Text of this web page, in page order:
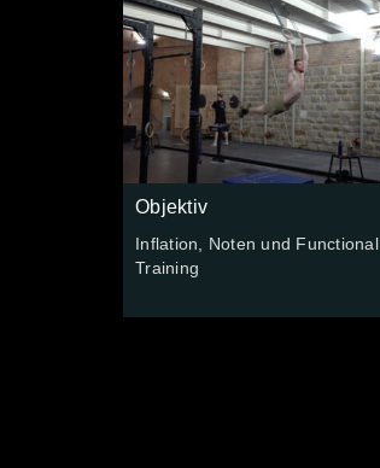
Objektiv
Inflation, Noten und Functional
Training